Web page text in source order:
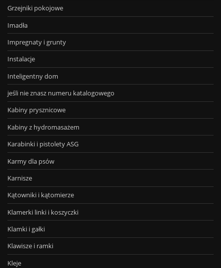
Grzejniki pokojowe
Imadła
Impregnaty i grunty
Instalacje
Inteligentny dom
jeśli nie znasz numeru katalogowego
Kabiny prysznicowe
Kabiny z hydromasażem
Karabinki i pistolety ASG
Karmy dla psów
Karnisze
Kątowniki i kątomierze
Klamerki linki i koszyczki
Klamki i gałki
Klawisze i ramki
Kleje